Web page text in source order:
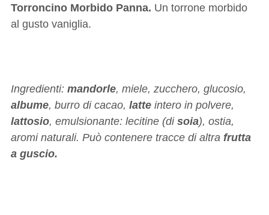
Torroncino Morbido Panna. Un torrone morbido
al gusto vaniglia.
Ingredienti: mandorle, miele, zucchero, glucosio,
albume, burro di cacao, latte intero in polvere,
lattosio, emulsionante: lecitine (di soia), ostia,
aromi naturali. Può contenere tracce di altra frutta
a guscio.